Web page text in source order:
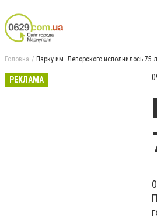
Головна Парку им. Лепорского исполнилось 75
РЕКЛАМА